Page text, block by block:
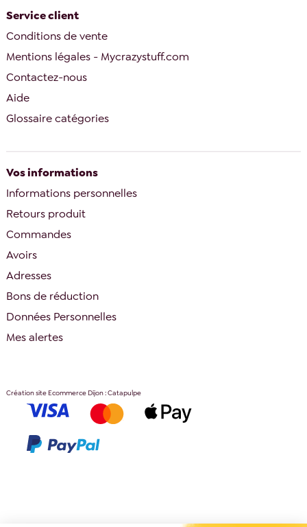
Service client
Conditions de vente
Mentions légales - Mycrazystuff.com
Contactez-nous
Aide
Glossaire catégories
Vos informations
Informations personnelles
Retours produit
Commandes
Avoirs
Adresses
Bons de réduction
Données Personnelles
Mes alertes
Création site Ecommerce Dijon : Catapulpe